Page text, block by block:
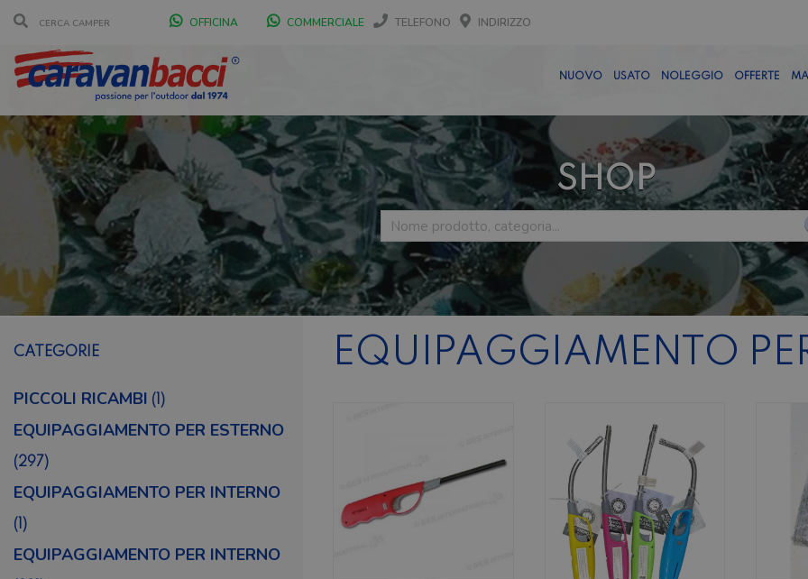
OFFICINA COMMERCIALE TELEFONO INDIRIZZO
NUOVO USATO NOLEGGIO OFFERTE
SHOP
CATEGORIE
PICCOLI RICAMBI (1)
EQUIPAGGIAMENTO PER ESTERNO
(297)
EQUIPAGGIAMENTO PER INTERNO
(1)
EQUIPAGGIAMENTO PER INTERNO
EQUIPAGGIAMENTO